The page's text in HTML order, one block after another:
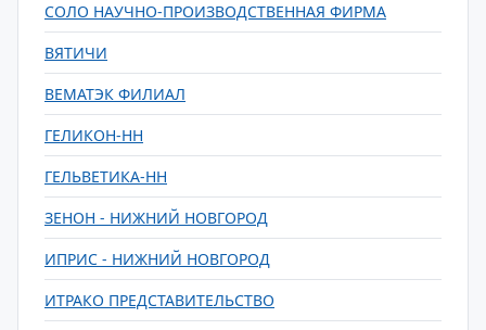
СОЛО НАУЧНО-ПРОИЗВОДСТВЕННАЯ ФИРМА
ВЯТИЧИ
ВЕМАТЭК ФИЛИАЛ
ГЕЛИКОН-НН
ГЕЛЬВЕТИКА-НН
ЗЕНОН - НИЖНИЙ НОВГОРОД
ИПРИС - НИЖНИЙ НОВГОРОД
ИТРАКО ПРЕДСТАВИТЕЛЬСТВО